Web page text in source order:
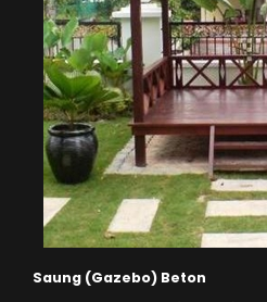
Saung (Gazebo) Beton